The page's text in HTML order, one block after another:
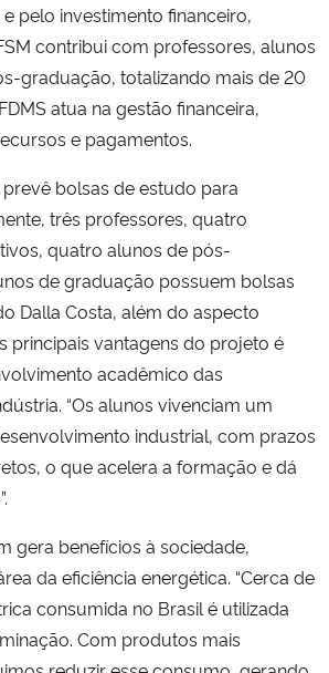
pelo investimento financeiro,
contribui com professores, alunos
graduação, totalizando mais de 20
atua na gestão financeira,
e pagamentos.
bolsas de estudo para
três professores, quatro
quatro alunos de pós-
de graduação possuem bolsas
Dalla Costa, além do aspecto
principais vantagens do projeto é
acadêmico das
“Os alunos vivenciam um
industrial, com prazos
o que acelera a formação e dá
gera benefícios à sociedade,
da eficiência energética. “Cerca de
consumida no Brasil é utilizada
Com produtos mais